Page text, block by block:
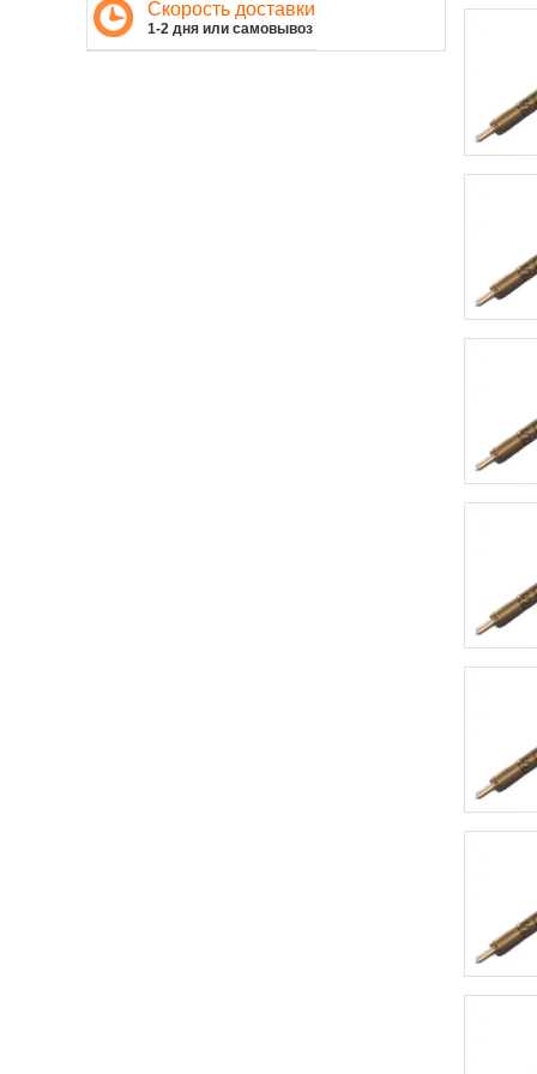
Скорость доставки
1-2 дня или самовывоз